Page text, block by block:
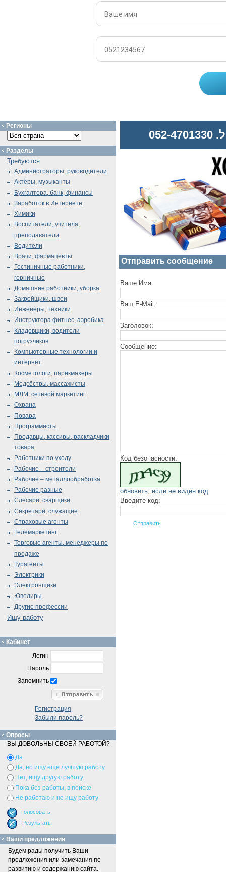
Отправить сообщение
Ваше Имя:
Ваш E-Mail:
Заголовок:
Сообщение:
Код безопасности:
обновить, если не виден код
Введите код:
Регионы
Разделы
Требуются
Администраторы, руководители
Актёры, музыканты
Бухгалтера, банк, финансы
Заработок в Интернете
Химики
Воспитатели, учителя,
преподаватели
Водители
Врачи, фармацевты
Гостиничные работники,
горничные
Домашние работники, уборка
Закройщики, швеи
Инженеры, техники
Инструктора фитнес, аэробика
Кладовщики, водители
погрузчиков
Компьютерные технологии и
интернет
Косметологи, парикмахеры
Медсёстры, массажисты
МЛМ, сетевой маркетинг
Охрана
Повара
Программисты
Продавцы, кассиры, раскладчики
товара
Работники по уходу
Рабочие – строители
Рабочие – металлообработка
Рабочие разные
Слесари, сварщики
Секретари, служащие
Страховые агенты
Телемаркетинг
Торговые агенты, менеджеры по
продаже
Турагенты
Электрики
Электронщики
Ювелиры
Другие профессии
Ищу работу
Кабинет
Логин
Пароль
Запомнить
Регистрация
Забыли пароль?
Опросы
ВЫ ДОВОЛЬНЫ СВОЕЙ РАБОТОЙ?
Да
Да, но ищу еще лучшую работу
Нет, ищу другую работу
Пока без работы, в поиске
Не работаю и не ищу работу
Ваши предложения
Будем рады получить Ваши
предложения или замечания по
развитию и содержанию сайта.